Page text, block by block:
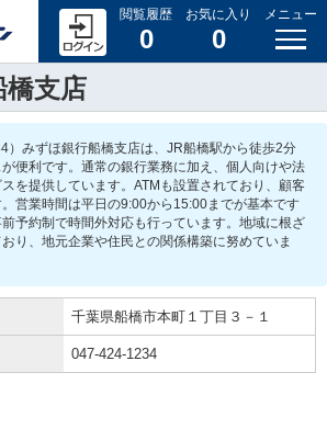
閲覧履歴
0
お気に入り
0
メニュー
橋支店
）みずほ銀行船橋支店は、JR船橋駅から徒歩2分
便利です。通常の銀行業務に加え、個人向けや法
を提供しています。ATMも設置されており、顧客
営業時間は平日の9:00から15:00までが基本です
予約制で時間外対応も行っています。地域に根ざ
り、地元企業や住民との関係構築に努めていま
千葉県船橋市本町１丁目３－１
047-424-1234